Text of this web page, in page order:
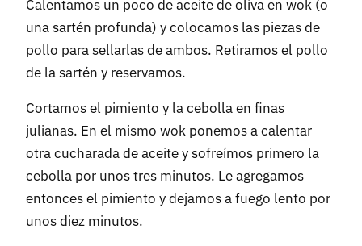
Calentamos un poco de aceite de oliva en wok (o
una sartén profunda) y colocamos las piezas de
pollo para sellarlas de ambos. Retiramos el pollo
de la sartén y reservamos.
Cortamos el pimiento y la cebolla en finas
julianas. En el mismo wok ponemos a calentar
otra cucharada de aceite y sofreímos primero la
cebolla por unos tres minutos. Le agregamos
entonces el pimiento y dejamos a fuego lento por
unos diez minutos.